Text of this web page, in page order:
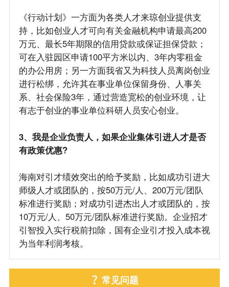
《行动计划》一方面为各类人才来琼创业提供支
持，比如创业人才可向有关金融机构申请最高200
万元、最长5年期限的信用贷款或保证担保贷款；
可在入驻园区申请100平方米以内、3年内零租金
的办公用房；另一方面我省又为科技人员离岗创业
进行松绑，允许其在事业单位保留身份、人事关
系、社会保险3年，通过营造宽松的创业环境，让
有志于创业的事业单位科研人员安心创业。
3、我是企业负责人，如果企业集体引进人才是否
有政策优惠?
海南对引才绩效突出的给予奖励，比如成功引进大
师级人才或团队的，按50万元/人、200万元/团队
标准进行奖励；对成功引进杰出人才或团队的，按
10万元/人、50万元/团队标准进行奖励。企业招才
引智投入实行税前扣除，国有企业引才投入成本视
为当年利润考核。
常见问题